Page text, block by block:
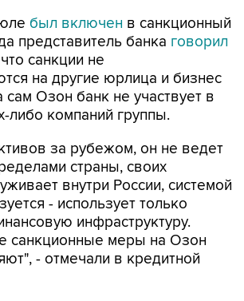
был включен в санкционный
представитель банка говорил
санкции не
на другие юрлица и бизнес
сам Озон банк не участвует в
либо компаний группы.
за рубежом, он не ведет
страны, своих
внутри России, системой
- использует только
инфраструктуру.
санкционные меры на Озон
- отмечали в кредитной